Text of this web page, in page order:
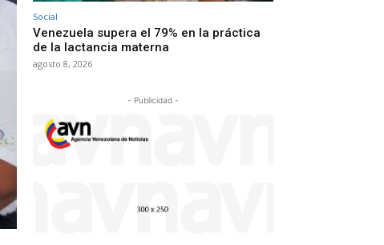
Social
Venezuela supera el 79% en la práctica
de la lactancia materna
agosto 8, 2026
- Publicidad -